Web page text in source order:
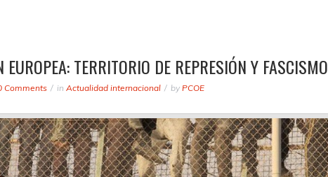
EUROPEA: TERRITORIO DE REPRESIÓN Y FASCISMO
Comments in Actualidad internacional by PCOE